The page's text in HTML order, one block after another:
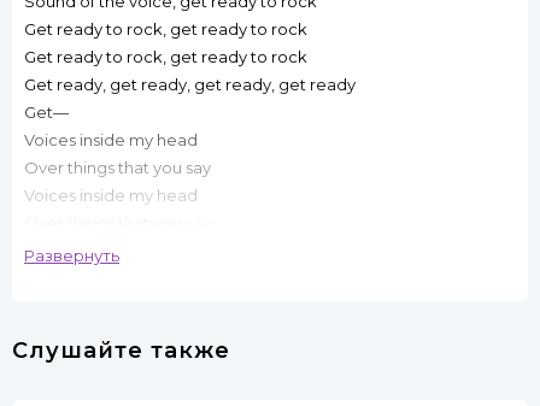
Get ready to rock, get ready to rock
Get ready to rock, get ready to rock
Get ready, get ready, get ready, get ready
Get—
Voices inside my head
Over things that you say
Voices inside my head
Sound of the voice, get ready to rock
Get ready to rock, get ready to rock
Развернуть
Слушайте также